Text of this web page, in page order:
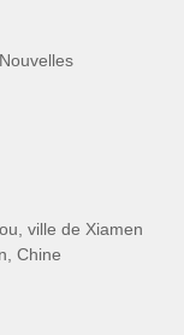
Nouvelles
ville de Xiamen
Chine